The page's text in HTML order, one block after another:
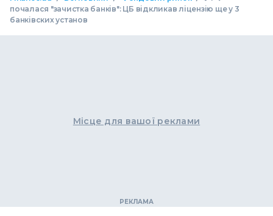
почалася "зачистка банків": ЦБ відкликав ліцензію ще у 3
банківских установ
Місце для вашої реклами